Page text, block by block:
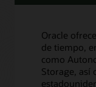
Oracle
de tiempo,
como
Storage, así